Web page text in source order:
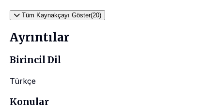
Tüm Kaynakçayı Göster(20)
Ayrıntılar
Birincil Dil
Türkçe
Konular